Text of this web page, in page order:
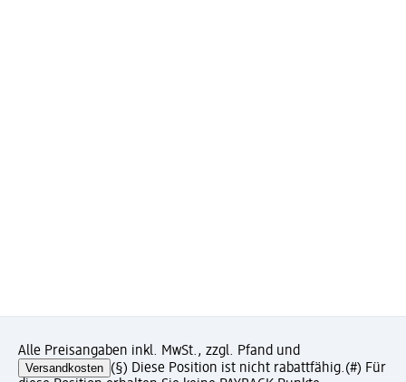
Alle Preisangaben inkl. MwSt., zzgl. Pfand und
Versandkosten (§) Diese Position ist nicht rabattfähig.(#) Für